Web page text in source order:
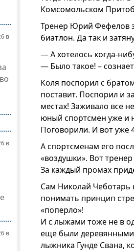
в
в
в
Комсомольском
Тренер Юрий Фефелов
биатлон. Да так и
— А хотелось когда-
— Было такое! –
Коля поспорил с
поставит. Поспорил и
местах! Заживало все
юный спортсмен уже и
Поговорили. И вот уже
А спортсменам его
«воздушки». Вот
За каждый промах
Сам Николай Чеботарь
понимать принцип
«поперло»!
И с лыжами тоже не в
еще были деревянными.
лыжника Гунде Свана,